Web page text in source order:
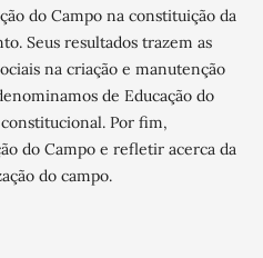
do Campo na constituição da
Seus resultados trazem as
na criação e manutenção
de Educação do
Por fim,
do Campo e refletir acerca da
do campo.